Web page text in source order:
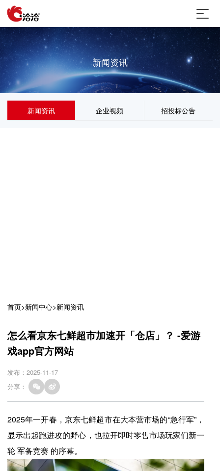
新闻资讯
新闻资讯 企业视频 招投标公告
首页>新闻中心>新闻资讯
怎么看京东七鲜超市加速开「仓店」？ -爱游
戏app官方网站
发布：2025-11-17
分享：
2025年一开春，京东七鲜超市在大本营市场的“急行军”，
显示出起跑进攻的野心，也拉开即时零售市场玩家们新一
轮 军备竞赛 的序幕。